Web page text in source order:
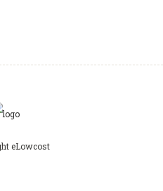
eLowcost